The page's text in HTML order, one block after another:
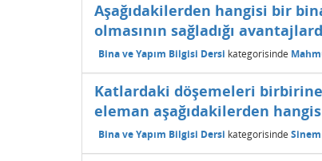
Aşağıdakilerden hangisi bir
olmasının sağladığı
Bina ve Yapım Bilgisi Dersi kategorisinde
Katlardaki döşemeleri
eleman aşağıdakilerden
Bina ve Yapım Bilgisi Dersi kategorisinde Sinem